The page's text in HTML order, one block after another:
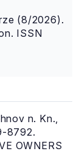
(8/2026).
ISSN
n. Kn.,
8792.
OWNERS